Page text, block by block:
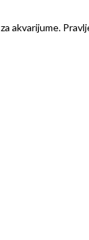
akvarijume.